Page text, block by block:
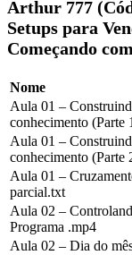
Arthur 777
Setups para
Começando
Nome
Aula 01 –
conhecimento (Parte
Aula 01 –
conhecimento (Parte
Aula 01 –
parcial.txt
Aula 02 –
Programa .mp4
Aula 02 – Dia do